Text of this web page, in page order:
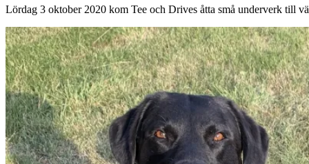
Lördag 3 oktober 2020 kom Tee och Drives åtta små underverk till